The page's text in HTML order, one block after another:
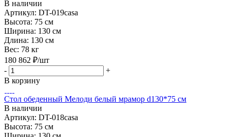
В наличии
Артикул: DT-019casa
Высота: 75 см
Ширина: 130 см
Длина: 130 см
Вес: 78 кг
180 862 ₽/шт
-
+
В корзину
Стол обеденный Мелоди белый мрамор d130*75 см
В наличии
Артикул: DT-018casa
Высота: 75 см